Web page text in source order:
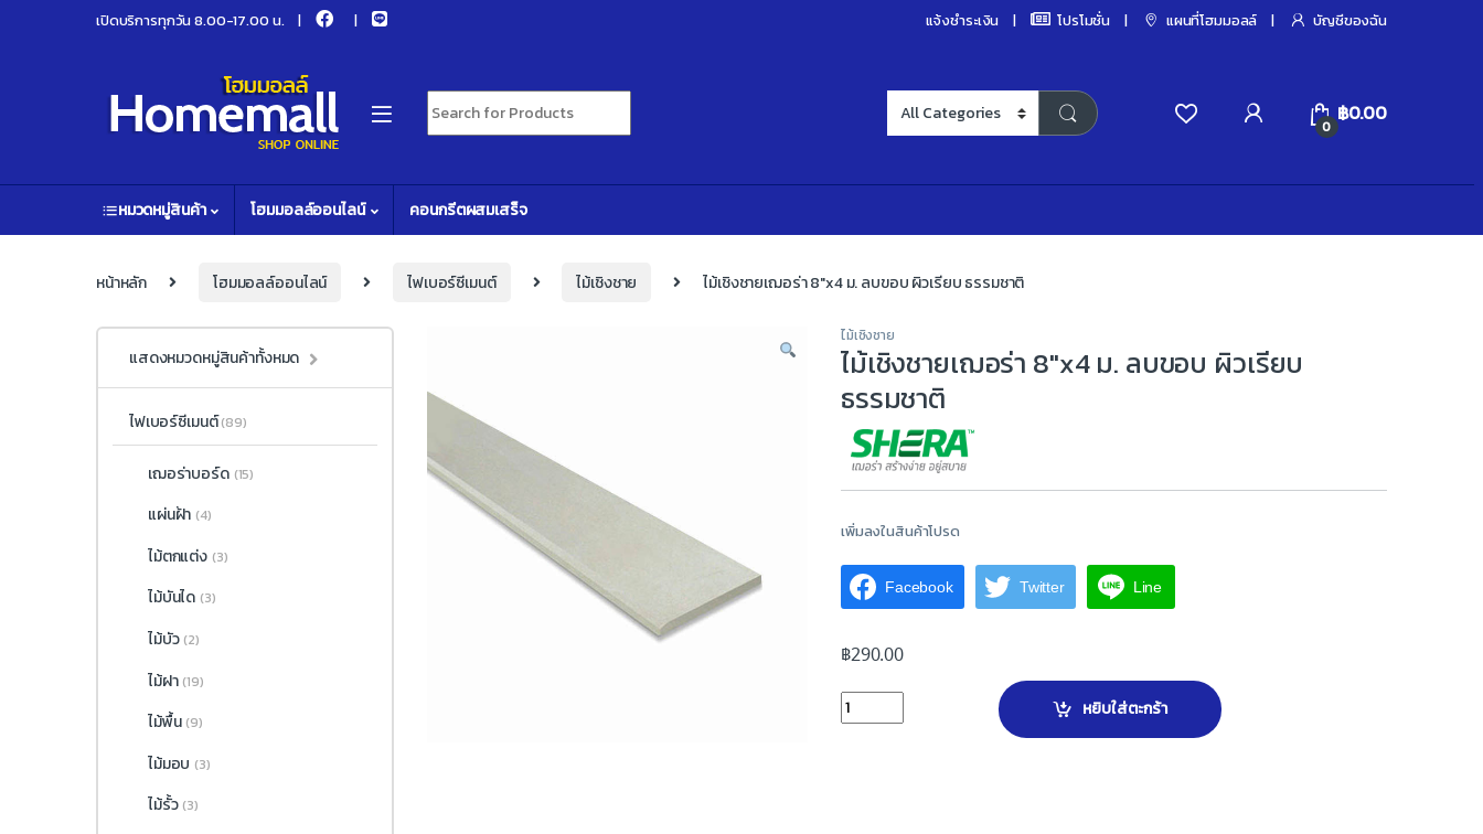
Skip to navigation
Skip to contentเปิดบริการทุกวัน 8.00-17.00 น. แจ้งชำระเงิน โปรโมชั่น แผนที่โฮมมอลล์ บัญชีของฉัน
Search for:
0
฿0.00
หมวดหมู่สินค้า โฮมมอลล์ออนไลน์ คอนกรีตผสมเสร็จ
หน้าหลัก โฮมมอลล์ออนไลน์ ไฟเบอร์ซีเมนต์ ไม้เชิงชาย ไม้เชิงชายเฌอร่า 8″x4 ม. ลบขอบ ผิวเรียบ ธรรมชาติ
ไม้เชิงชาย
ไม้เชิงชายเฌอร่า 8″x4 ม. ลบขอบ ผิวเรียบ
ธรรมชาติ
เพิ่มลงในสินค้าโปรด
Facebook Twitter Line
฿290.00
ไม้เชิงชายเฌอร่า 8"x4 ม. ลบขอบ ผิวเรียบ ธรรมชาติ quantity
หยิบใส่ตะกร้า
แสดงหมวดหมู่สินค้าทั้งหมด
ไฟเบอร์ซีเมนต์(89)
เฌอร่าบอร์ด (15)
แผ่นฝ้า (4)
ไม้ตกแต่ง (3)
ไม้บันได (3)
ไม้บัว (2)
ไม้ฝา (19)
ไม้พื้น (9)
ไม้มอบ (3)
ไม้รั้ว (3)